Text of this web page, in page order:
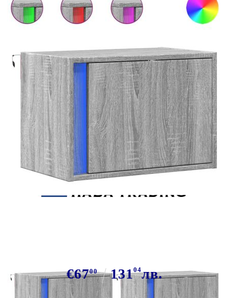
Сподели Tweet
€6700 13104лв.